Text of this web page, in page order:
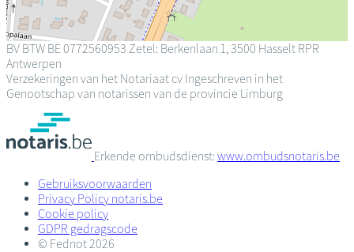
BV BTW BE 0772560953 Zetel: Berkenlaan 1, 3500 Hasselt RPR
Antwerpen
Verzekeringen van het Notariaat cv Ingeschreven in het
Genootschap van notarissen van de provincie Limburg
Erkende ombudsdienst:www.ombudsnotaris.be
Gebruiksvoorwaarden
Privacy Policy notaris.be
Cookie policy
GDPR gedragscode
© Fednot 2026